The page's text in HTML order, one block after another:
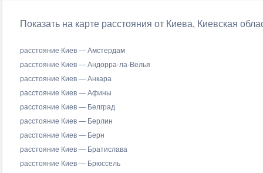
Показать на карте расстояния от Киева, Киевская
расстояние Киев — Амстердам
расстояние Киев — Андорра-ла-Велья
расстояние Киев — Анкара
расстояние Киев — Афины
расстояние Киев — Белград
расстояние Киев — Берлин
расстояние Киев — Берн
расстояние Киев — Братислава
расстояние Киев — Брюссель